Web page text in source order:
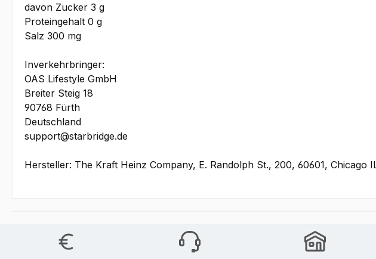
davon Zucker 3 g
Proteingehalt 0 g
Salz 300 mg
Inverkehrbringer:
OAS Lifestyle GmbH
Breiter Steig 18
90768 Fürth
Deutschland
support@starbridge.de
Hersteller: The Kraft Heinz Company, E. Randolph St., 200, 60601, Chicago